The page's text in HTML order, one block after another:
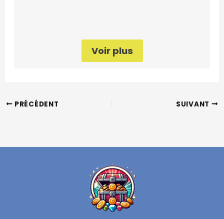
Voir plus
PRÉCÉDENT SUIVANT